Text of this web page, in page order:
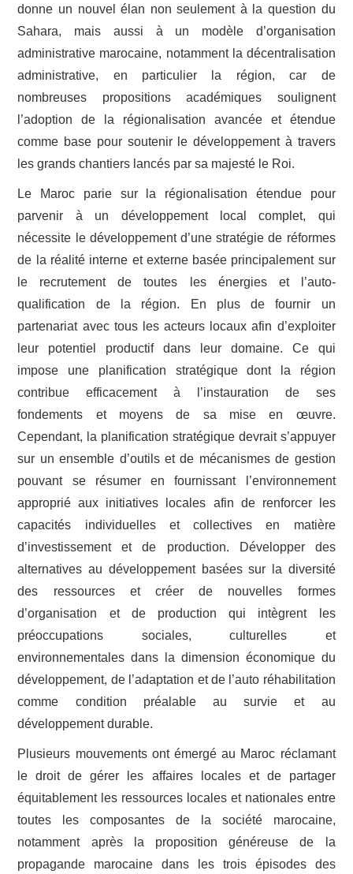
donne un nouvel élan non seulement à la question du
Sahara, mais aussi à un modèle d’organisation
administrative marocaine, notamment la décentralisation
administrative, en particulier la région, car de
nombreuses propositions académiques soulignent
l’adoption de la régionalisation avancée et étendue
comme base pour soutenir le développement à travers
les grands chantiers lancés par sa majesté le Roi.
Le Maroc parie sur la régionalisation étendue pour
parvenir à un développement local complet, qui
nécessite le développement d’une stratégie de réformes
de la réalité interne et externe basée principalement sur
le recrutement de toutes les énergies et l’auto-
qualification de la région. En plus de fournir un
partenariat avec tous les acteurs locaux afin d’exploiter
leur potentiel productif dans leur domaine. Ce qui
impose une planification stratégique dont la région
contribue efficacement à l’instauration de ses
fondements et moyens de sa mise en œuvre.
Cependant, la planification stratégique devrait s’appuyer
sur un ensemble d’outils et de mécanismes de gestion
pouvant se résumer en fournissant l’environnement
approprié aux initiatives locales afin de renforcer les
capacités individuelles et collectives en matière
d’investissement et de production. Développer des
alternatives au développement basées sur la diversité
des ressources et créer de nouvelles formes
d’organisation et de production qui intègrent les
préoccupations sociales, culturelles et
environnementales dans la dimension économique du
développement, de l’adaptation et de l’auto réhabilitation
comme condition préalable au survie et au
développement durable.
Plusieurs mouvements ont émergé au Maroc réclamant
le droit de gérer les affaires locales et de partager
équitablement les ressources locales et nationales entre
toutes les composantes de la société marocaine,
notamment après la proposition généreuse de la
propagande marocaine dans les trois épisodes des